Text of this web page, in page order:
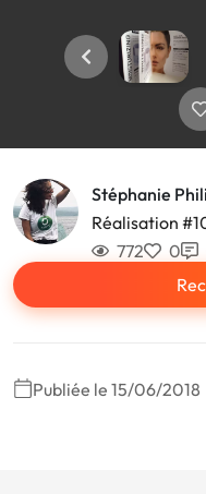
Stéphanie
Réalisation
772
0
Publiée le 15/06/2018